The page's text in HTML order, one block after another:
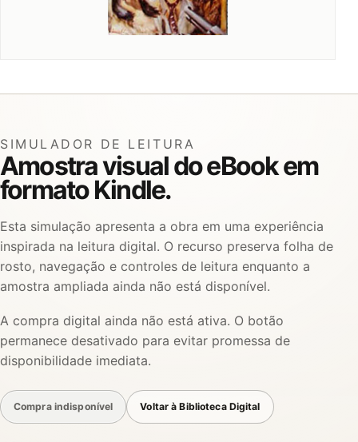
SIMULADOR DE LEITURA
Amostra visual do eBook em
formato Kindle.
Esta simulação apresenta a obra em uma experiência
inspirada na leitura digital. O recurso preserva folha de
rosto, navegação e controles de leitura enquanto a
amostra ampliada ainda não está disponível.
A compra digital ainda não está ativa. O botão
permanece desativado para evitar promessa de
disponibilidade imediata.
Compra indisponível Voltar à Biblioteca Digital